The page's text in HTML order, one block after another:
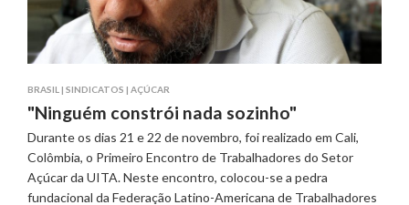
BRASIL | SINDICATOS | AÇÚCAR
"Ninguém constrói nada sozinho"
Durante os dias 21 e 22 de novembro, foi realizado em Cali,
Colômbia, o Primeiro Encontro de Trabalhadores do Setor
Açúcar da UITA. Neste encontro, colocou-se a pedra
fundacional da Federação Latino-Americana de Trabalhadores